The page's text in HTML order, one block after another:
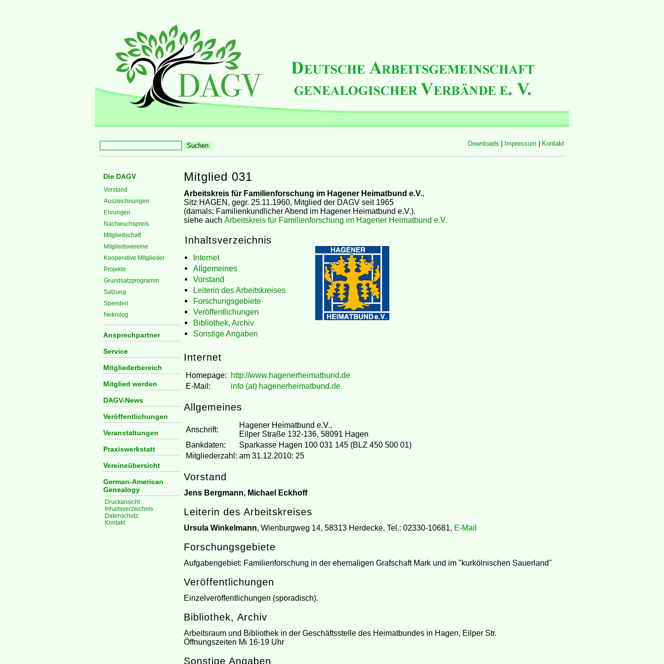
Downloads Impressum Kontakt
Die DAGV
Vorstand
Auszeichnungen
Ehrungen
Nachwuchspreis
Mitgliedschaft
Mitgliedsvereine
Kooperative Mitglieder
Projekte
Grundsatzprogramm
Satzung
Spenden
Nekrolog
Ansprechpartner
Service
Mitgliederbereich
Mitglied werden
DAGV-News
Veröffentlichungen
Veranstaltungen
Praxiswerkstatt
Vereineübersicht
German-American
Genealogy
Druckansicht
Inhaltsverzeichnis
Datenschutz
Kontakt
Mitglied 031
Arbeitskreis für Familienforschung im Hagener Heimatbund e.V.,
Sitz HAGEN, gegr. 25.11.1960, Mitglied der DAGV seit 1965
(damals: Familienkundlicher Abend im Hagener Heimatbund e.V.).
siehe auch Arbeitskreis für Familienforschung im Hagener Heimatbund e.V.
Inhaltsverzeichnis
Internet
Allgemeines
Vorstand
Leiterin des Arbeitskreises
Forschungsgebiete
Veröffentlichungen
Bibliothek, Archiv
Sonstige Angaben
Internet
Homepage:
http://www.hagenerheimatbund.de
E-Mail:
info (at) hagenerheimatbund.de
Allgemeines
Anschrift:
Hagener Heimatbund e.V.,
Eilper Straße 132-136, 58091 Hagen
Bankdaten:
Sparkasse Hagen 100 031 145 (BLZ 450 500 01)
Mitgliederzahl: am 31.12.2010: 25
Vorstand
Jens Bergmann, Michael Eckhoff
Leiterin des Arbeitskreises
Ursula Winkelmann, Wienburgweg 14, 58313 Herdecke, Tel.: 02330-10681, E-Mail
Forschungsgebiete
Aufgabengebiet: Familienforschung in der ehemaligen Grafschaft Mark und im "kurkölnischen Sauerland"
Veröffentlichungen
Einzelveröffentlichungen (sporadisch).
Bibliothek, Archiv
Arbeitsraum und Bibliothek in der Geschäftsstelle des Heimatbundes in Hagen, Eilper Str.
Öffnungszeiten Mi 16-19 Uhr
Sonstige Angaben